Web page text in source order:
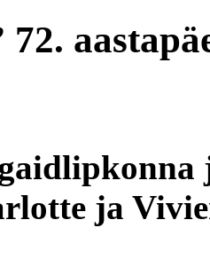
72.
ja